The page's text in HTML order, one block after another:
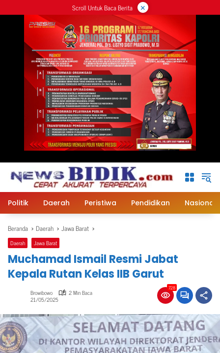
ke
Scroll Untuk Baca Berita ×
Politik Daerah Peristiwa Pendidikan Nasional
Beranda Daerah Jawa Barat
Daerah Jawa Barat
Muchamad Ismail Resmi Jabat
Kepala Rutan Kelas IIB Garut
Browibowo 2 Min Baca
21/05/2025
728